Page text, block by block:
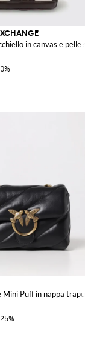
in canvas e pelle
Mini Puff in nappa